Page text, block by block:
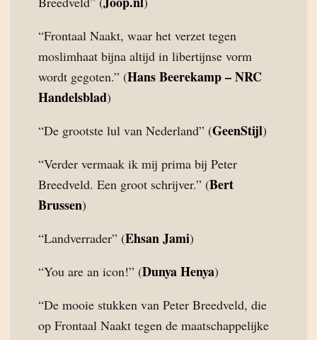
“Frontaal Naakt, waar het verzet tegen
moslimhaat bijna altijd in libertijnse vorm
wordt gegoten.” (Hans Beerekamp – NRC
Handelsblad)
“De grootste lul van Nederland” (GeenStijl)
“Verder vermaak ik mij prima bij Peter
Breedveld. Een groot schrijver.” (Bert
Brussen)
“Landverrader” (Ehsan Jami)
“You are an icon!” (Dunya Henya)
“De mooie stukken van Peter Breedveld, die
op Frontaal Naakt tegen de maatschappelijke